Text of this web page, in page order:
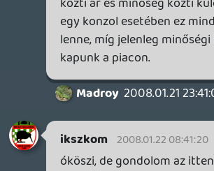
Madroy 2008.01.21 20:54:09
2008.01.21 21:47:08 #0n2ob
Az XML már elkészült, a héten töltjük fel az
iTunes Store -ba. Ott is van várakozási idő,
de szerintem a következő podcast már
szedhető lesz azon keresztül is.
Madroy 2008.01.21 20:54:09 #0n2oa